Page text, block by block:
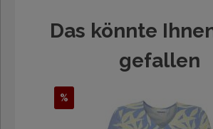
Das könnte
gefallen
%